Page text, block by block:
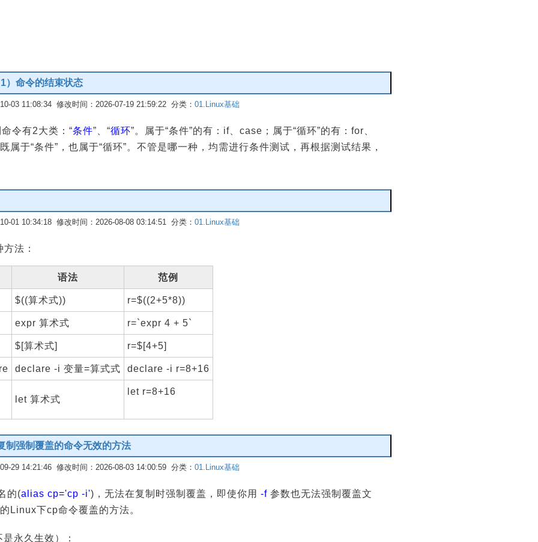
）命令的结束状态
03 11:08:34 修改时间：2026-07-19 21:59:22 分类： 01.Linux基础
令有2大类：“条件”、“循环”。属于“条件”的有：if、case；属于“循环”的有：for、
于“条件”，也属于“循环”。不管是哪一种，均需进行条件测试，再根据测试结果，
01 10:34:18 修改时间：2026-08-08 03:14:51 分类： 01.Linux基础
法：
语法 范例
$((算术式)) r=$((2+5*8))
expr 算术式 r=`expr 4 + 5`
$[算术式] r=$[4+5]
declare -i 变量=算式式 declare -i r=8+16
let 算术式
let r=8+16
强制覆盖的命令无效的方法
29 14:21:46 修改时间：2026-08-03 14:00:59 分类： 01.Linux基础
的(alias cp='cp -i')，无法在复制时强制覆盖，即使你用 -f参数也无法强制覆盖文
Linux下cp命令覆盖的方法。
永久生效）：